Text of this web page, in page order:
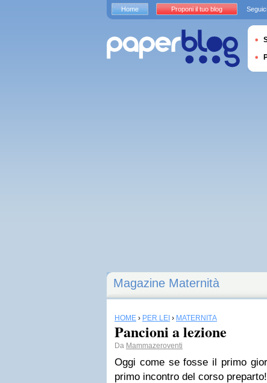
Magazine Maternità
HOME › PER LEI › MATERNITÀ
Pancioni a lezione
Da Mammazeroventi
Oggi come se fosse il primo
primo incontro del corso preparto!
Home Proponi il tuo blog